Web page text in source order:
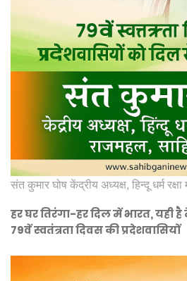
संत कुमार घोष केंद्रीय अध्यक्ष, हिन्दू धर्म
हर घर तिरंगा-हर दिल में भारत, यही
79वें स्वतंत्रता दिवस की प्रदेशवासियों